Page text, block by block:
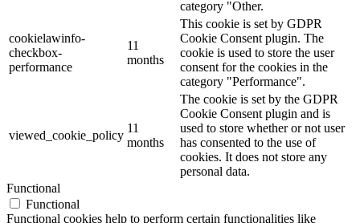
category "Other.
cookielawinfo-
checkbox-
performance
11
months
This cookie is set by GDPR
Cookie Consent plugin. The
cookie is used to store the user
consent for the cookies in the
category "Performance".
viewed_cookie_policy
11
months
The cookie is set by the GDPR
Cookie Consent plugin and is
used to store whether or not user
has consented to the use of
cookies. It does not store any
personal data.
Functional
Functional
Functional cookies help to perform certain functionalities like